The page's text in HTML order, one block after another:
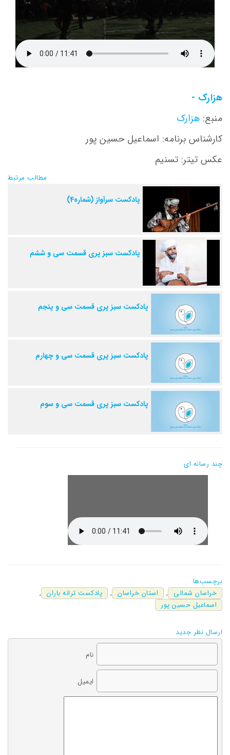
هزارک -
منبع: هزارک
کارشناس برنامه: اسماعیل حسین پور
عکس تیتر: تسنیم
مطالب مرتبط
پادکست سرآواز (شماره4)
پادکست سبز پری قسمت سی و ششم
پادکست سبز پری قسمت سی و پنجم
پادکست سبز پری قسمت سی و چهارم
پادکست سبز پری قسمت سی و سوم
چند رسانه ای
برچسب‌ها
خراسان شمالی
, استان خراسان , پادکست ترانه باران ,
اسماعیل حسین پور
ارسال نظر جدید
نام
ایمیل